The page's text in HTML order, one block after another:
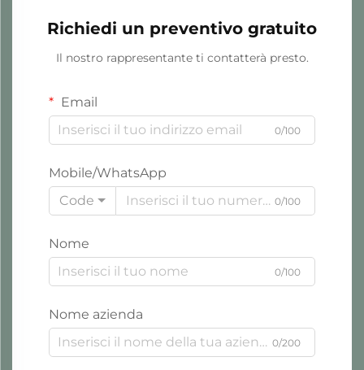
Richiedi un preventivo gratuito
Il nostro rappresentante ti contatterà presto.
Email
0/100
Mobile/WhatsApp
Code
0/100
Nome
0/100
Nome azienda
0/200